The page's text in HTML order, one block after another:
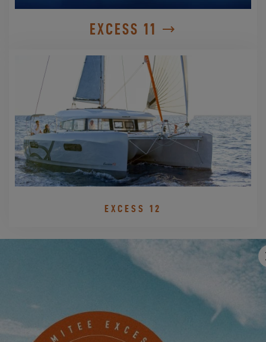
EXCESS 11
EXCESS 12
PRENEZ RENDEZ-VOUS
CONTACTEZ UN AGENT EXCESS